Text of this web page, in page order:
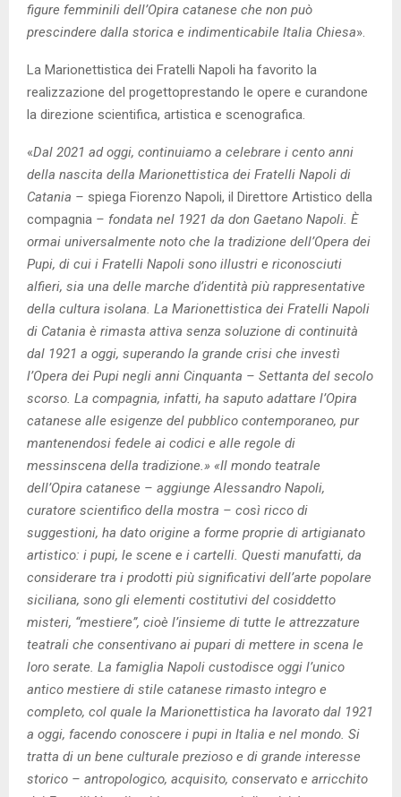
figure femminili dell’Opira catanese che non può
prescindere dalla storica e indimenticabile Italia Chiesa».
La Marionettistica dei Fratelli Napoli ha favorito la
realizzazione del progettoprestando le opere e curandone
la direzione scientifica, artistica e scenografica.
«Dal 2021 ad oggi, continuiamo a celebrare i cento anni
della nascita della Marionettistica dei Fratelli Napoli di
Catania – spiega Fiorenzo Napoli, il Direttore Artistico della
compagnia – fondata nel 1921 da don Gaetano Napoli. È
ormai universalmente noto che la tradizione dell’Opera dei
Pupi, di cui i Fratelli Napoli sono illustri e riconosciuti
alfieri, sia una delle marche d’identità più rappresentative
della cultura isolana. La Marionettistica dei Fratelli Napoli
di Catania è rimasta attiva senza soluzione di continuità
dal 1921 a oggi, superando la grande crisi che investì
l’Opera dei Pupi negli anni Cinquanta – Settanta del secolo
scorso. La compagnia, infatti, ha saputo adattare l’Opira
catanese alle esigenze del pubblico contemporaneo, pur
mantenendosi fedele ai codici e alle regole di
messinscena della tradizione.» «Il mondo teatrale
dell’Opira catanese – aggiunge Alessandro Napoli,
curatore scientifico della mostra – così ricco di
suggestioni, ha dato origine a forme proprie di artigianato
artistico: i pupi, le scene e i cartelli. Questi manufatti, da
considerare tra i prodotti più significativi dell’arte popolare
siciliana, sono gli elementi costitutivi del cosiddetto
misteri, “mestiere”, cioè l’insieme di tutte le attrezzature
teatrali che consentivano ai pupari di mettere in scena le
loro serate. La famiglia Napoli custodisce oggi l’unico
antico mestiere di stile catanese rimasto integro e
completo, col quale la Marionettistica ha lavorato dal 1921
a oggi, facendo conoscere i pupi in Italia e nel mondo. Si
tratta di un bene culturale prezioso e di grande interesse
storico – antropologico, acquisito, conservato e arricchito